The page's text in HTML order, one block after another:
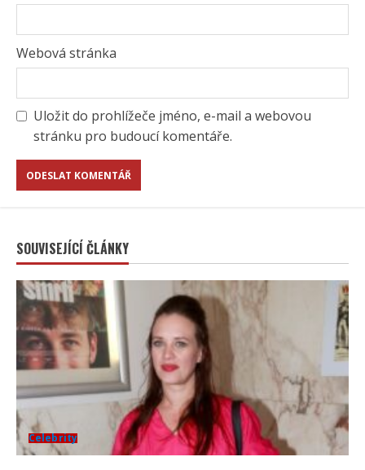
Webová stránka
Uložit do prohlížeče jméno, e-mail a webovou
stránku pro budoucí komentáře.
SOUVISEJÍCÍ ČLÁNKY
Celebrity